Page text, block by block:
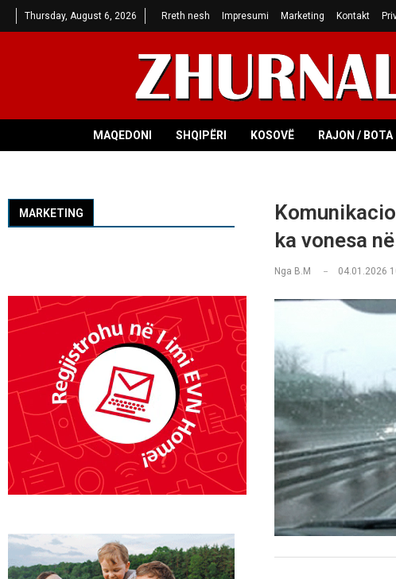
Thursday, August 6, 2026 Rreth nesh Impresumi Marketing Kontakt
MAQEDONI SHQIPËRI KOSOVË RAJON / BOTA
ka vonesa
Nga B.M 04.01.2026
MARKETING